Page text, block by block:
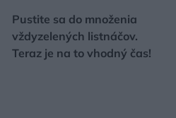
Pustite sa do množenia
vždyzelených listnáčov.
Teraz je na to vhodný čas!